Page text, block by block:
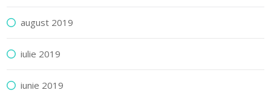
august 2019
iulie 2019
iunie 2019